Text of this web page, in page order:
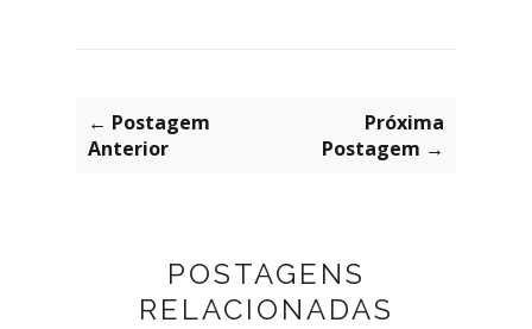
← Postagem
Anterior
Próxima
Postagem →
POSTAGENS
RELACIONADAS